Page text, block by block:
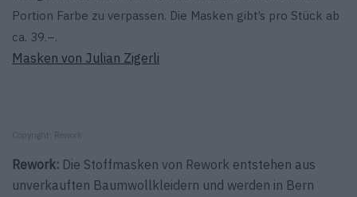
Portion Farbe zu verpassen. Die Masken gibt’s pro Stück ab
ca. 39.–.
Masken von Julian Zigerli
Copyright: Rework
Rework: Die Stoffmasken von Rework entstehen aus
unverkauften Baumwollkleidern und werden in Bern